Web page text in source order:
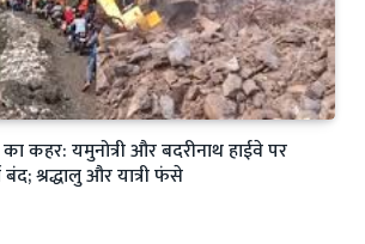
कहर: यमुनोत्री और बदरीनाथ हाईवे पर
श्रद्धालु और यात्री फंसे